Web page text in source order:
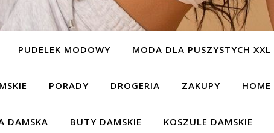
PUDELEK MODOWY MODA DLA PUSZYSTYCH XXL
PORADY DROGERIA ZAKUPY HOME
DAMSKA BUTY DAMSKIE KOSZULE DAMSKIE